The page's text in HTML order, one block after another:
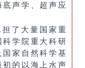
声学、超声应
了大量国家重
学院重大科研
家自然科学基
的以海上水声